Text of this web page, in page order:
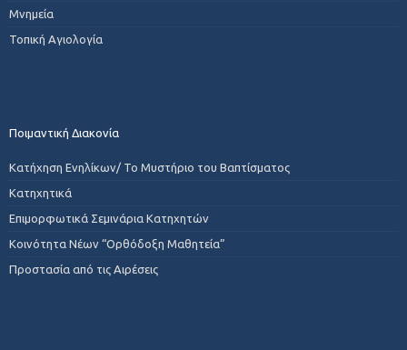
Μνημεία
Τοπική Αγιολογία
Ποιμαντική Διακονία
Κατήχηση Ενηλίκων/ Το Μυστήριο του Βαπτίσματος
Κατηχητικά
Επιμορφωτικά Σεμινάρια Κατηχητών
Κοινότητα Νέων “Ορθόδοξη Μαθητεία”
Προστασία από τις Αιρέσεις